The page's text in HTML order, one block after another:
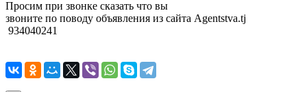
Просим при звонке сказать что вы
звоните по поводу объявления из сайта Agentstva.tj
934040241